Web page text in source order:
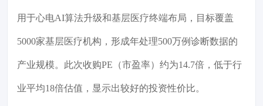
用于心电AI算法升级和基层医疗终端布局，目标覆盖
5000家基层医疗机构，形成年处理500万例诊断数据的
产业规模。此次收购PE（市盈率）约为14.7倍，低于行
业平均18倍估值，显示出较好的投资性价比。